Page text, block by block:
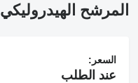
المرشح الهيدروليكي Caterpillar عنصر التصفية كـ 295-6257 لـ آلات البناء Caterpillar
السعر:
عند الطلب